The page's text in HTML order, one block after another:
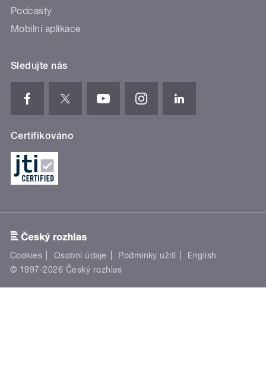
Podcasty
Mobilní aplikace
Sledujte nás
Certifikováno
Cookies Osobní údaje Podmínky užití
English
© 1997-2026 Český rozhlas